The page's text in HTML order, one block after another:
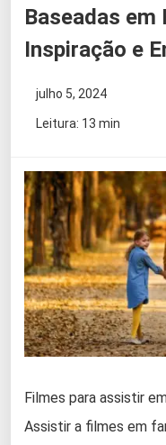
Baseadas em
Inspiração e
julho 5, 2024
Leitura: 13 min
Filmes para assistir
Assistir a filmes em